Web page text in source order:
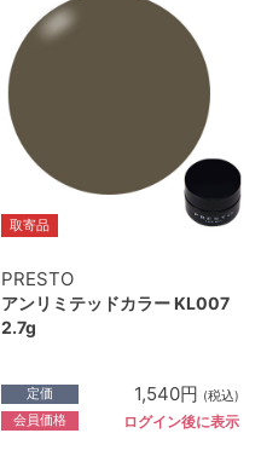
取寄品
PRESTO
アンリミテッドカラー KL007
2.7g
定価 1,540円 (税込)
会員価格 ログイン後に表示